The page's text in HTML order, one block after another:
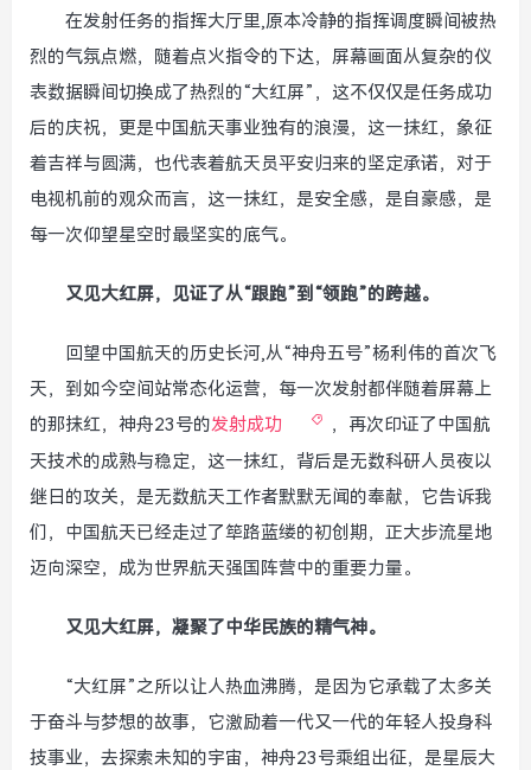
在发射任务的指挥大厅里,原本冷静的指挥调度瞬间被热
烈的气氛点燃，随着点火指令的下达，屏幕画面从复杂的仪
表数据瞬间切换成了热烈的“大红屏”，这不仅仅是任务成功
后的庆祝，更是中国航天事业独有的浪漫，这一抹红，象征
着吉祥与圆满，也代表着航天员平安归来的坚定承诺，对于
电视机前的观众而言，这一抹红，是安全感，是自豪感，是
每一次仰望星空时最坚实的底气。
又见大红屏，见证了从“跟跑”到“领跑”的跨越。
回望中国航天的历史长河,从“神舟五号”杨利伟的首次飞
天，到如今空间站常态化运营，每一次发射都伴随着屏幕上
的那抹红，神舟23号的发射成功
，再次印证了中国航
天技术的成熟与稳定，这一抹红，背后是无数科研人员夜以
继日的攻关，是无数航天工作者默默无闻的奉献，它告诉我
们，中国航天已经走过了筚路蓝缕的初创期，正大步流星地
迈向深空，成为世界航天强国阵营中的重要力量。
又见大红屏，凝聚了中华民族的精气神。
“大红屏”之所以让人热血沸腾，是因为它承载了太多关
于奋斗与梦想的故事，它激励着一代又一代的年轻人投身科
技事业，去探索未知的宇宙，神舟23号乘组出征，是星辰大